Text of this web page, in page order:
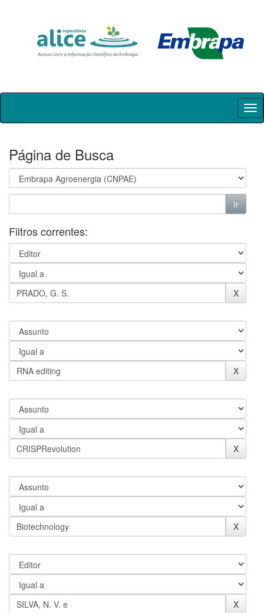
Skip
Página de Busca
Filtros correntes: